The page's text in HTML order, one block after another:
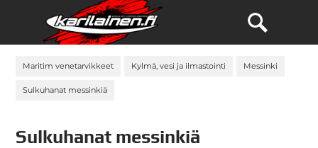
Maritim venetarvikkeet Kylmä, vesi ja ilmastointi Messinki
Sulkuhanat messinkiä
Sulkuhanat messinkiä